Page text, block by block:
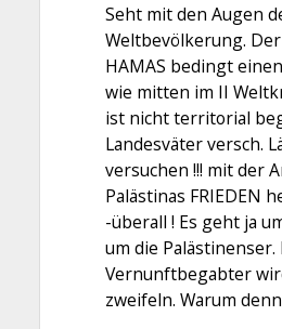
Seht mit den Augen
Weltbevölkerung. Der
HAMAS bedingt
wie mitten im II
ist nicht territorial
Landesväter versch.
versuchen !!! mit der
Palästinas FRIEDEN
-überall ! Es geht ja
um die Palästinenser.
Vernunftbegabter
zweifeln. Warum